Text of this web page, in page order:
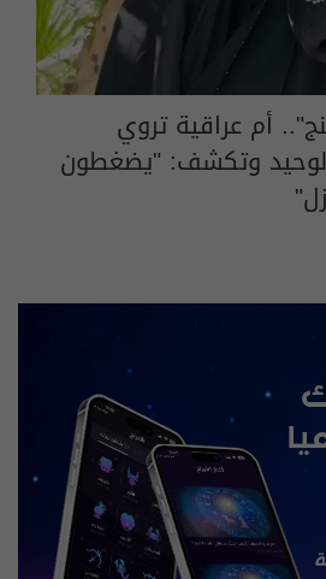
أم عراقية تروي
وتكشف: "يضغطون